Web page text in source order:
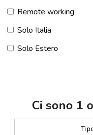
Remote working
Solo Italia
Solo Estero
Ci sono 1